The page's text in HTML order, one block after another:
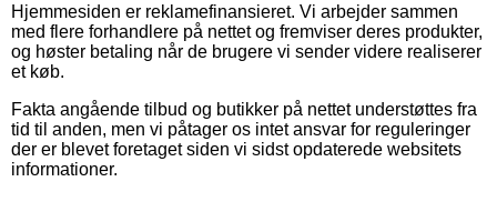
Hjemmesiden er reklamefinansieret. Vi arbejder sammen
med flere forhandlere på nettet og fremviser deres produkter,
og høster betaling når de brugere vi sender videre realiserer
et køb.
Fakta angående tilbud og butikker på nettet understøttes fra
tid til anden, men vi påtager os intet ansvar for reguleringer
der er blevet foretaget siden vi sidst opdaterede websitets
informationer.